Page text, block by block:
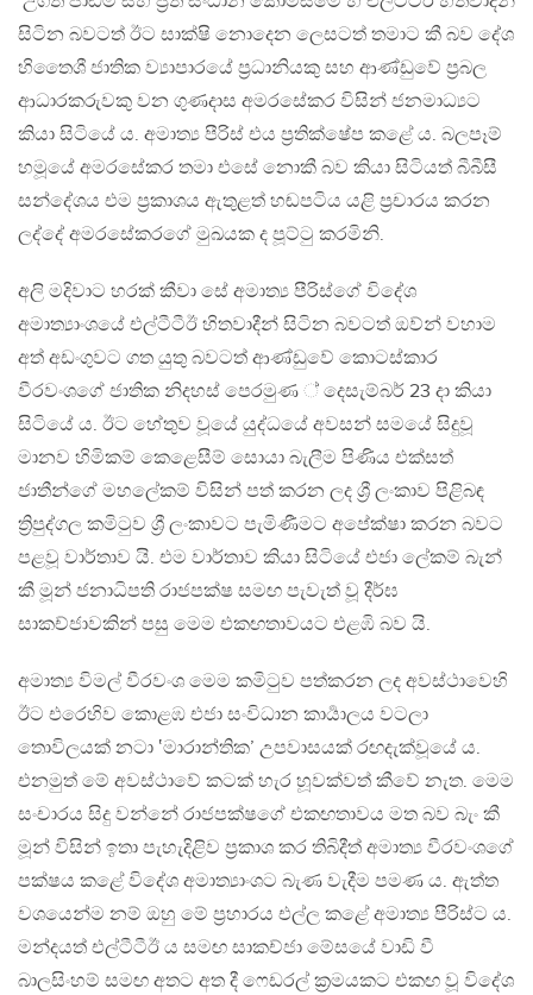
සිටින බවටත් ඊට සාක්ෂි නොදෙන ලෙසටත් තමාට කී බව දේශ
හිතෛශී ජාතික ව්‍යාපාරයේ ප්‍රධානියකු සහ ආණ්ඩුවේ ප්‍රබල
ආධාරකරුවකු වන ගුණදාස අමරසේකර විසින් ජනමාධ්‍යට
කියා සිටියේ ය. අමාත්‍ය පීරිස් එය ප්‍රතික්ෂේප කළේ ය. බලපෑම්
හමූයේ අමරසේකර තමා එසේ නොකී බව කියා සිටියත් බීබීසී
සන්දේශය එම ප්‍රකාශය ඇතුළත් හඬපටිය යළි ප්‍රචාරය කරන
ලද්දේ අමරසේකරගේ මුඛයක ද පූට්ටු කරමිනි.
අලි මදිවාට හරක් කීවා සේ අමාත්‍ය පීරිස්ගේ විදේශ
අමාත්‍යාංශයේ එල්ටීටීඊ හිතවාදීන් සිටින බවටත් ඔව්න් වහාම
අත් අඩංගුවට ගත යුතු බවටත් ආණ්ඩුවේ කොටස්කාර
වීරවංශගේ ජාතික නිදහස් පෙරමුණ ් දෙසැම්බර් 23 දා කියා
සිටියේ ය. ඊට හේතුව වූයේ යුද්ධයේ අවසන් සමයේ සිදුවූ
මානව හිමිකම් කෙළෙසීම් සොයා බැලීම පිණිය එක්සත්
ජාතීන්ගේ මහලේකම් විසින් පත් කරන ලද ශ්‍රී ලංකාව පිළිබඳ
ත්‍රිපුද්ගල කමිටුව ශ්‍රී ලංකාවට පැමිණීමට අපේක්ෂා කරන බවට
පළවූ වාර්තාව යි. එම වාර්තාව කියා සිටියේ එජා ලේකම් බැන්
කී මූන් ජනාධිපති රාජපක්ෂ සමඟ පැවැත් වූ දීර්ඝ
සාකච්ජාවකින් පසු මෙම එකඟතාවයට එළඹි බව යි.
අමාත්‍ය විමල් වීරවංශ මෙම කමිටුව පත්කරන ලද අවස්ථාවෙහි
ඊට එරෙහිව කොළඹ එජා සංවිධාන කාර්‍යාලය වටලා
තොවිලයක් නටා ‛මාරාන්තික’ උපවාසයක් රඟදැක්වූයේ ය.
එනමුත් මේ අවස්ථාවේ කටක් හැර හූවක්වත් කීවේ නැත. මෙම
සංචාරය සිදු වන්නේ රාජපක්ෂගේ එකඟතාවය මත බව බැං කී
මූන් විසින් ඉතා පැහැදිළිව ප්‍රකාශ කර තිබිදීත් අමාත්‍ය වීරවංශගේ
පක්ෂය කළේ විදේශ අමාත්‍යාංශට බැණ වැදීම පමණ ය. ඇත්ත
වශයෙන්ම නම් ඔහු මේ ප්‍රහාරය එල්ල කළේ අමාත්‍ය පීරිස්ට ය.
මන්දයත් එල්ටීටීඊ ය සමඟ සාකච්ජා මේසයේ වාඩි වී
බාලසිංහම් සමඟ අතට අත දී ෆෙඩරල් ක්‍රමයකට එකඟ වූ විදේශ